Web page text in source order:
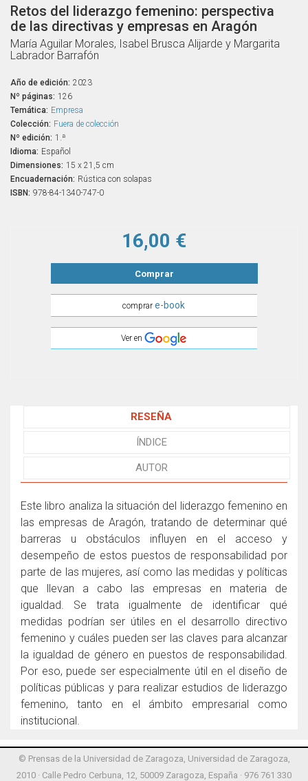
Retos del liderazgo femenino: perspectiva
de las directivas y empresas en Aragón
María Aguilar Morales, Isabel Brusca Alijarde y Margarita
Labrador Barrafón
Año de edición: 2023
Nº páginas: 126
Temática: Empresa
Colección: Fuera de colección
Nº edición: 1.ª
Idioma: Español
Dimensiones: 15 x 21,5 cm
Encuadernación: Rústica con solapas
ISBN: 978-84-1340-747-0
16,00 €
Comprar
comprare-book
Ver en
RESEÑA
ÍNDICE
AUTOR
Este libro analiza la situación del liderazgo femenino en
las empresas de Aragón, tratando de determinar qué
barreras u obstáculos influyen en el acceso y
desempeño de estos puestos de responsabilidad por
parte de las mujeres, así como las medidas y políticas
que llevan a cabo las empresas en materia de
igualdad. Se trata igualmente de identificar qué
medidas podrían ser útiles en el desarrollo directivo
femenino y cuáles pueden ser las claves para alcanzar
la igualdad de género en puestos de responsabilidad.
Por eso, puede ser especialmente útil en el diseño de
políticas públicas y para realizar estudios de liderazgo
femenino, tanto en el ámbito empresarial como
institucional.
© Prensas de la Universidad de Zaragoza, Universidad de Zaragoza,
2010 · Calle Pedro Cerbuna, 12, 50009 Zaragoza, España · 976 761 330